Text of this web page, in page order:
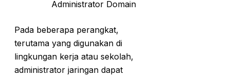
Administrator Domain
Pada beberapa perangkat,
terutama yang digunakan di
lingkungan kerja atau sekolah,
administrator jaringan dapat